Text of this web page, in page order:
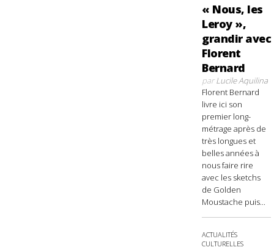
« Nous, les
Leroy »,
grandir avec
Florent
Bernard
parLucile Aquilina
Florent Bernard
livre ici son
premier long-
métrage après de
très longues et
belles années à
nous faire rire
avec les sketchs
de Golden
Moustache puis...
ACTUALITÉS
CULTURELLES